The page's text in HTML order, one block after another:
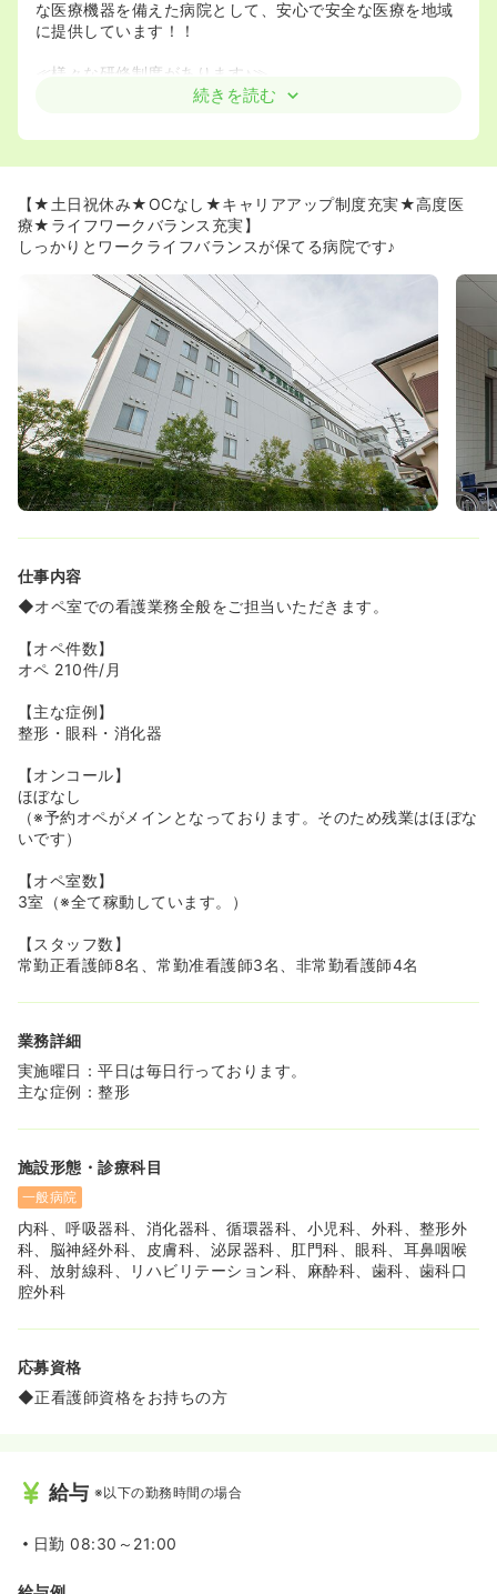
な医療機器を備えた病院として、安心で安全な医療を地域
に提供しています！！
≪様々な研修制度があります♪≫
◆中途者にはＯＪＴがつきます。キャリアアップを考えて
◆院内研修の充実はもちろん、院外研修では日本看護協
☆
≪ワークライフバランスもしっかり取れます♪≫
の目の前には24時間の託児所もあります。（夜間は2回/
月）夜間保育や病児保育も行っているので、ママさんナー
スの味方です☆安心して勤務して頂けます！！
◆法人グループで契約している看護師寮がございます
♪1R、全室個室、冷暖房完備という好条件です☆
続きを読む
【★土日祝休み★OCなし★キャリアアップ制度充実★高度医
療★ライフワークバランス充実】
しっかりとワークライフバランスが保てる病院です♪
仕事内容
◆オペ室での看護業務全般をご担当いただきます。
【オペ件数】
オペ 210件/月
【主な症例】
整形・眼科・消化器
【オンコール】
ほぼなし
（※予約オペがメインとなっております。そのため残業はほぼな
いです）
【オペ室数】
3室（※全て稼動しています。）
【スタッフ数】
常勤正看護師8名、常勤准看護師3名、非常勤看護師4名
業務詳細
実施曜日：平日は毎日行っております。
主な症例：整形
施設形態・診療科目
一般病院
内科、呼吸器科、消化器科、循環器科、小児科、外科、整形外
科、脳神経外科、皮膚科、泌尿器科、肛門科、眼科、耳鼻咽喉
科、放射線科、リハビリテーション科、麻酔科、歯科、歯科口
腔外科
応募資格
◆正看護師資格をお持ちの方
給与 ※以下の勤務時間の場合
日勤 08:30～21:00